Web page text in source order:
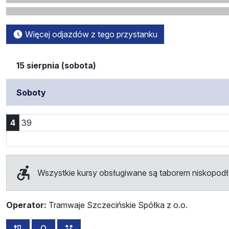
Więcej odjazdów z tego przystanku
15 sierpnia (sobota)
Soboty
4 39
Wszystkie kursy obsługiwane są taborem
Operator: Tramwaje Szczecińskie Spółka z o.o.